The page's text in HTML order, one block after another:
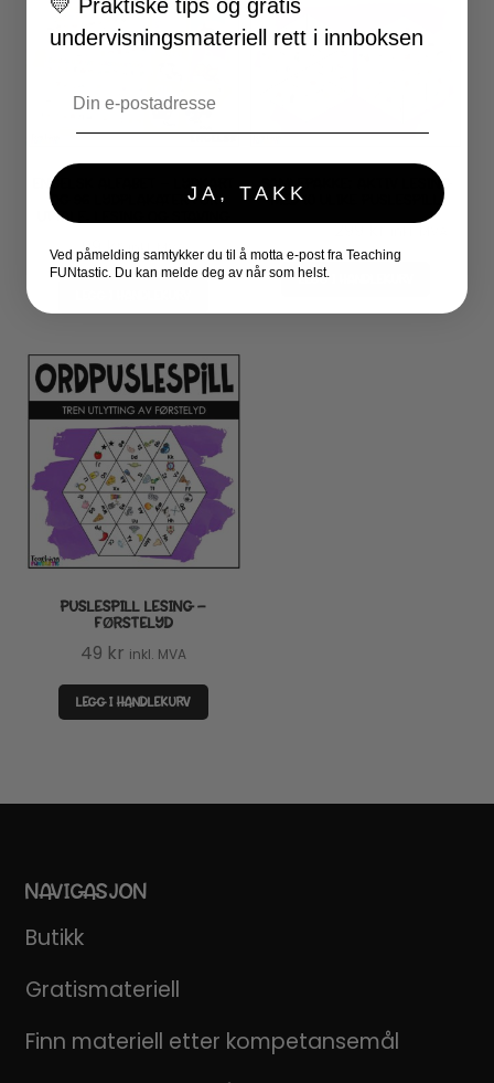
ENGELSK ALFABET – LYDKART
OG 96 LYDPLAKATER FOR
UTTALE, LESING OG STAVING
99kr inkl. MVA
SAMLEPAKKE: AKTIV LESING
MED 10 ULIKE PUSLESPILL
490krOpprinnelig
pris
var:
490 kr.
299krNåværende
pris
299 kr.
LEGG I HANDLEKURV
PUSLESPILL LESING –
FØRSTELYD
49 kr inkl. MVA
LEGG I HANDLEKURV
NAVIGASJON
Butikk
Gratismateriell
Finn materiell etter kompetansemål
💛 Praktiske tips og gratis
undervisningsmateriell rett i innboksen
JA, TAKK
Ved påmelding samtykker du til å motta e-post fra Teaching
FUNtastic. Du kan melde deg av når som helst.